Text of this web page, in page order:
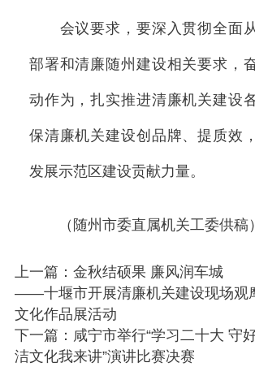
会议要求，要深入贯彻全面
部署和清廉随州建设相关要求，
动作为，扎实推进清廉机关建设
保清廉机关建设创品牌、提质效
发展示范区建设贡献力量。
（随州市委直属机关工委供稿）
上一篇：金秋结硕果 廉风润车城
——十堰市开展清廉机关建设现场观
文化作品展活动
下一篇：咸宁市举行“学习二十大
洁文化我来讲”演讲比赛决赛